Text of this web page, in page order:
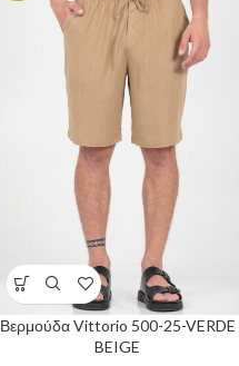
Βερμούδα Vittorio 500-25-VERDE
BEIGE